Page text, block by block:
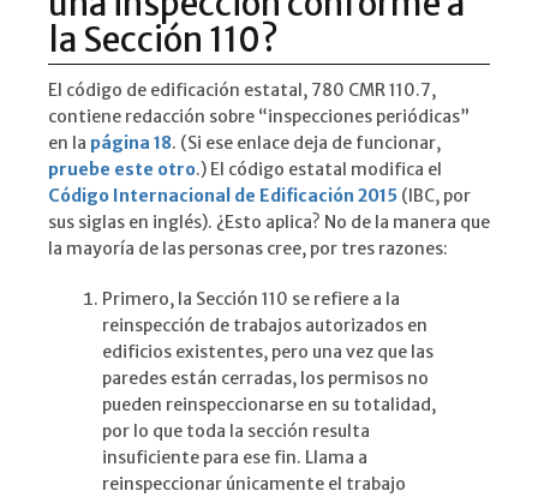
la Sección 110?
El código de edificación estatal, 780 CMR 110.7,
contiene redacción sobre “inspecciones periódicas”
en la página 18. (Si ese enlace deja de funcionar,
pruebe este otro.) El código estatal modifica el
Código Internacional de Edificación 2015 (IBC, por
sus siglas en inglés). ¿Esto aplica? No de la manera que
la mayoría de las personas cree, por tres razones:
Primero, la Sección 110 se refiere a la
reinspección de trabajos autorizados en
edificios existentes, pero una vez que las
paredes están cerradas, los permisos no
pueden reinspeccionarse en su totalidad,
por lo que toda la sección resulta
insuficiente para ese fin. Llama a
reinspeccionar únicamente el trabajo